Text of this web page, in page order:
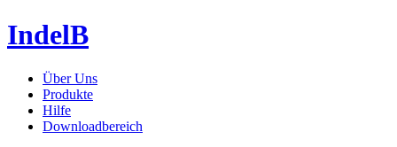
IndelB
Über Uns
Produkte
Hilfe
Downloadbereich